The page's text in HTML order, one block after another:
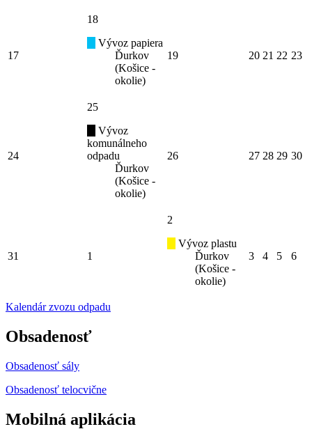
17
18
Vývoz papiera
Ďurkov
(Košice -
okolie)
19 20 21 22 23
24
25
Vývoz
komunálneho
odpadu
Ďurkov
(Košice -
okolie)
26 27 28 29 30
31 1
2
Vývoz plastu
Ďurkov
(Košice -
okolie)
3 4 5 6
Kalendár zvozu odpadu
Obsadenosť
Obsadenosť sály
Obsadenosť telocvične
Mobilná aplikácia